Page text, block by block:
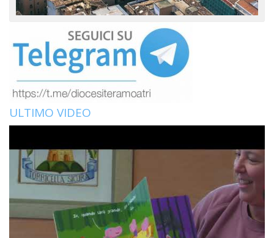
ULTIMO VIDEO